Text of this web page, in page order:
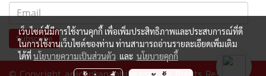
Subscribe
เว็บไซต์นี้มีการใช้งานคุกกี้ เพื่อเพิ่มประสิทธิภาพและประสบการณ์ที่ดี
ในการใช้งานเว็บไซต์ของท่าน ท่านสามารถอ่านรายละเอียดเพิ่มเติม
ได้ที่นโยบายความเป็นส่วนตัว และ นโยบายคุกกี้